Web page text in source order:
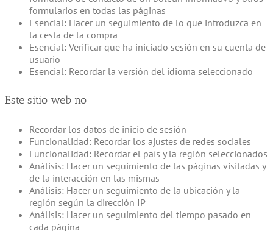
formularios en todas las páginas
Esencial: Hacer un seguimiento de lo que introduzca en
la cesta de la compra
Esencial: Verificar que ha iniciado sesión en su cuenta de
usuario
Esencial: Recordar la versión del idioma seleccionado
Este sitio web no
Recordar los datos de inicio de sesión
Funcionalidad: Recordar los ajustes de redes sociales
Funcionalidad: Recordar el país y la región seleccionados
Análisis: Hacer un seguimiento de las páginas visitadas y
de la interacción en las mismas
Análisis: Hacer un seguimiento de la ubicación y la
región según la dirección IP
Análisis: Hacer un seguimiento del tiempo pasado en
cada página